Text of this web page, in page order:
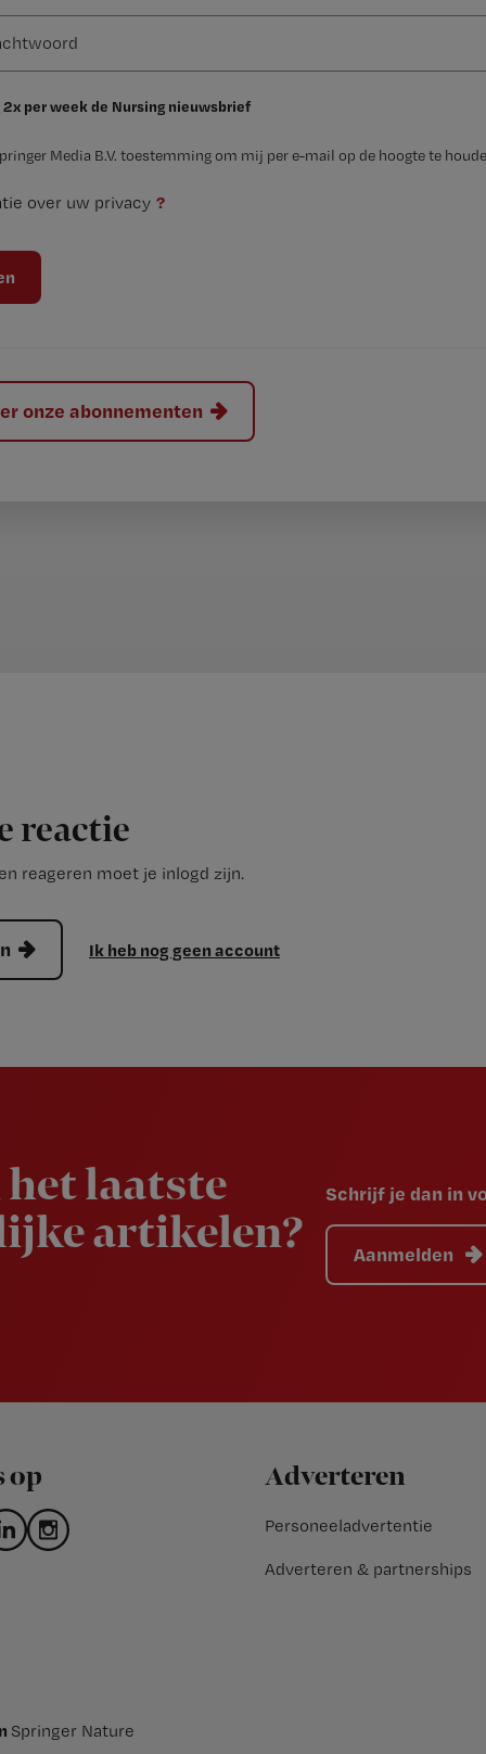
2x per week de Nursing nieuwsbrief
Media B.V. toestemming om mij per e-mail op de hoogte te
over uw privacy ?
onze abonnementen
reactie
reageren moet je inlogd zijn.
Ik heb nog geen account
laatste
artikelen?
Schrijf je dan in
Aanmelden
op Adverteren
Personeeladvertentie
Adverteren & partnerships
Springer Nature